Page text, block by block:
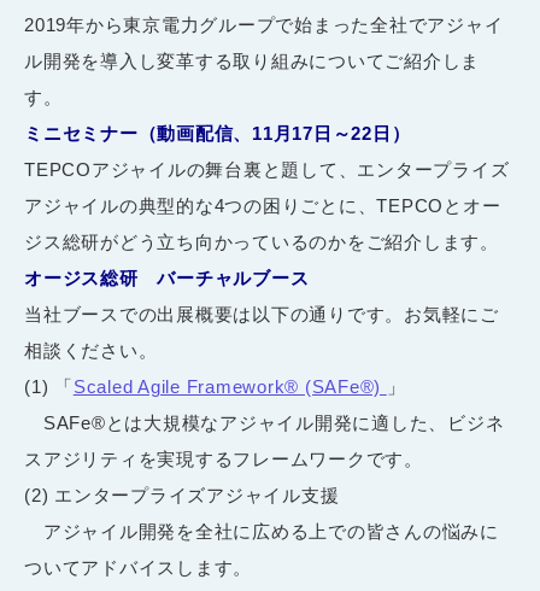
2019年から東京電力グループで始まった全社でアジャイ
ル開発を導入し変革する取り組みについてご紹介しま
す。
ミニセミナー（動画配信、11月17日～22日）
TEPCOアジャイルの舞台裏と題して、エンタープライズ
アジャイルの典型的な4つの困りごとに、TEPCOとオー
ジス総研がどう立ち向かっているのかをご紹介します。
オージス総研 バーチャルブース
当社ブースでの出展概要は以下の通りです。お気軽にご
相談ください。
(1) 「Scaled Agile Framework® (SAFe®)
」
SAFe®とは大規模なアジャイル開発に適した、ビジネ
スアジリティを実現するフレームワークです。
(2) エンタープライズアジャイル支援
アジャイル開発を全社に広める上での皆さんの悩みに
ついてアドバイスします。